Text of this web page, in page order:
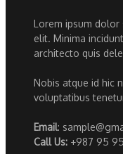
Lorem ipsum dolor
elit. Minima
architecto quis
Nobis atque id hic
voluptatibus
Email:
Call Us: +987 95